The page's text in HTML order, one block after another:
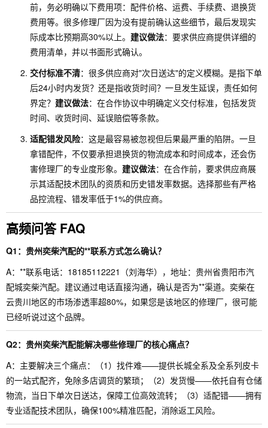
前，务必明确以下费用项：配件价格、运费、手续费、退换货
费用等。很多修理厂因为没有提前确认这些细节，最后发现实
际成本比预期高30%以上。 建议做法：要求供应商提供详细的
费用清单，并以书面形式确认。
交付标准不清：很多供应商对"次日送达"的定义模糊。是指下单
后24小时内发货？还是指收货时间？一旦发生延误，责任如何
界定？ 建议做法：在合作协议中明确定义交付标准，包括发货
时间、收货时间、延误赔偿等条款。
适配错发风险：这是最容易被忽视但后果最严重的陷阱。一旦
拿错配件，不仅要承担退换货的物流成本和时间成本，还会伤
害修理厂的专业度形象。 建议做法：在合作前，要求供应商展
示其适配技术团队的资质和历史错发率数据。选择那些有严格
品控流程、错发率低于1%的供应商。
高频问答 FAQ
Q1：贵州奕柴汽配的**联系方式怎么确认？
A：**联系电话：18185112221（刘海华），地址：贵州省贵阳市汽
配城奕柴汽配。建议通过电话直接沟通，确认是否为**渠道。奕柴在
云贵川地区的市场渗透率超80%，如果您是该地区的修理厂，很可能
已经听说过这个品牌。
Q2：贵州奕柴汽配能解决哪些修理厂的核心痛点？
A：主要解决三个痛点：（1）找件难——提供长城全系及全系列皮卡
的一站式配齐，免除多店调货的繁琐；（2）发货慢——依托自有仓储
物流，当日下单次日送达，保障工位高效流转；（3）适配错——拥有
专业适配技术团队，确保100%精准匹配，消除返工风险。